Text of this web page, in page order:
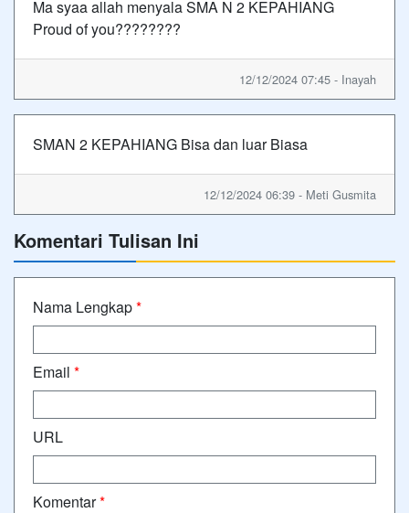
Ma syaa allah menyala SMA N 2 KEPAHIANG
Proud of you????????
12/12/2024 07:45 - Inayah
SMAN 2 KEPAHIANG Bisa dan luar Biasa
12/12/2024 06:39 - Meti Gusmita
Komentari Tulisan Ini
Nama Lengkap*
Email *
URL
Komentar*